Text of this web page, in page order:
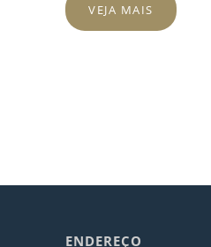
VEJA MAIS
ENDEREÇO